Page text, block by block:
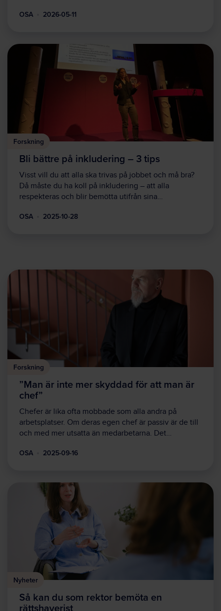
OSA 2026-05-11
Forskning
Bli bättre på inkludering – 3 tips
Visst vill du att alla ska trivas på jobbet och må bra?
Då måste du ha koll på inkludering – att alla
respekteras och blir bemötta utifrån sina…
OSA 2025-10-28
Forskning
”Man är inte mer skyddad för att man är
chef”
Chefer är lika ofta mobbade som alla andra på
arbetsplatser. Om deras egen chef är passiv är de till
och med mer utsatta än medarbetarna. Det…
OSA 2025-09-16
Nyheter
Så kan du som rektor bemöta en
rättshaverist